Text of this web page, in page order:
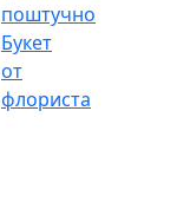
поштучно
Букет
от
флориста